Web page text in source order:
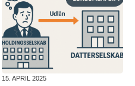
15. APRIL 2025